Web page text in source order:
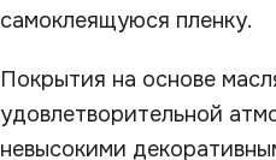
самоклеящуюся пленку.
Покрытия на основе
удовлетворительной
невысокими